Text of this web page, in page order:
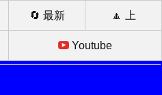
🔄 最新 🔼 上
Youtube